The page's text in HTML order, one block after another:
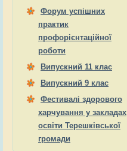
Форум успішних
практик
профорієнтаційної
роботи
Випускний 11 клас
Випускний 9 клас
Фестивалі здорового
харчування у закладах
освіти Терешківської
громади